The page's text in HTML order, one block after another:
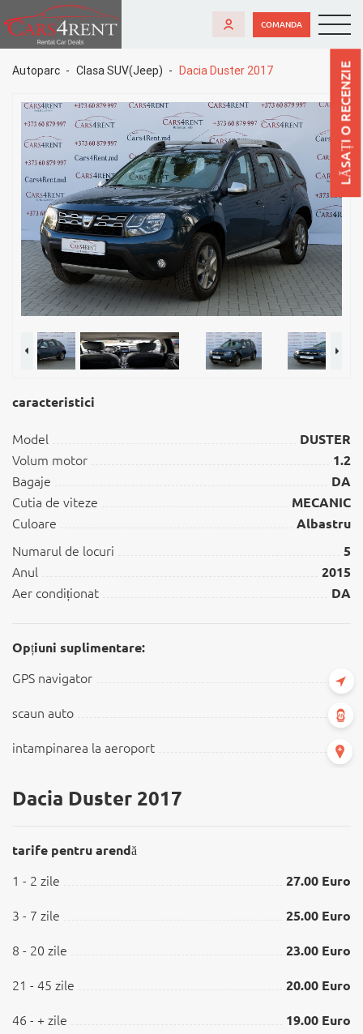
COMANDA
LĂSAȚI O RECENZIE
Autoparc Clasa SUV(Jeep) Dacia Duster 2017
caracteristici
Model
DUSTER
Volum motor
1.2
Bagaje
DA
Cutia de viteze
MECANIC
Culoare
Albastru
Numarul de locuri
5
Anul
2015
Aer condiționat
DA
Opțiuni suplimentare:
GPS navigator
scaun auto
intampinarea la aeroport
Dacia Duster 2017
tarife pentru arendă
1 - 2 zile 27.00 Euro
3 - 7 zile 25.00 Euro
8 - 20 zile 23.00 Euro
21 - 45 zile 20.00 Euro
46 - + zile 19.00 Euro